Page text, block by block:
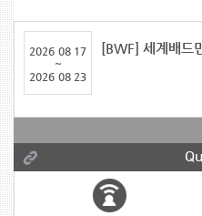
2026 08 17
~
2026 08 23
[BWF] 세계배드